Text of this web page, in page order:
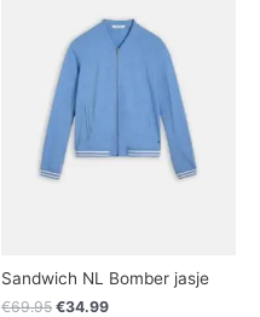
Sandwich NL Bomber jasje
€69.95 €34.99